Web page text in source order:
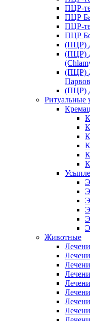
ПЦР-
ПЦР
ПЦР-
ПЦР
(ПЦР)
(ПЦР)
(ПЦР)
(ПЦР)
Ритуальные
Животные